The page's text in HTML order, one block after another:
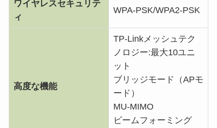
ワイヤレスセキュリテ
ィ
WPA-PSK/WPA2-PSK
高度な機能
TP-Linkメッシュテク
ノロジー:最大10ユニ
ット
ブリッジモード（APモ
ード）
MU-MIMO
ビームフォーミング